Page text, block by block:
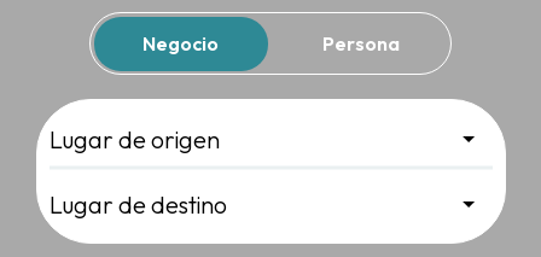
Negocio Persona